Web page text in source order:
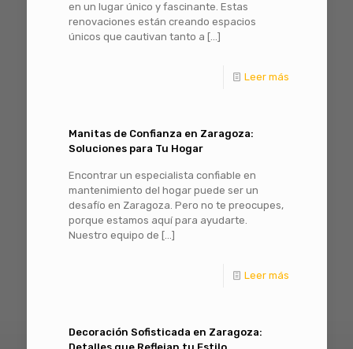
en un lugar único y fascinante. Estas
renovaciones están creando espacios
únicos que cautivan tanto a […]
Leer más
Manitas de Confianza en Zaragoza:
Soluciones para Tu Hogar
Encontrar un especialista confiable en
mantenimiento del hogar puede ser un
desafío en Zaragoza. Pero no te preocupes,
porque estamos aquí para ayudarte.
Nuestro equipo de […]
Leer más
Decoración Sofisticada en Zaragoza: